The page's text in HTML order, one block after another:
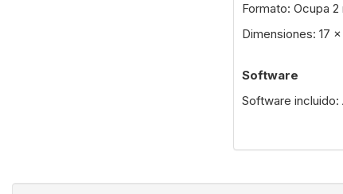
Formato: Ocupa 2
Dimensiones: 17
Software
Software incluido: